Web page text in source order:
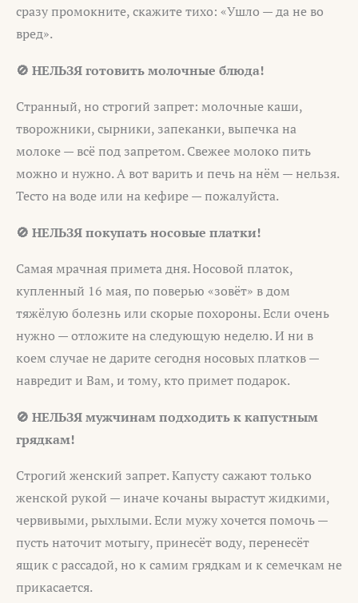
сразу промокните, скажите тихо: «Ушло — да не во
вред».
🚫 НЕЛЬЗЯ готовить молочные блюда!
Странный, но строгий запрет: молочные каши,
творожники, сырники, запеканки, выпечка на
молоке — всё под запретом. Свежее молоко пить
можно и нужно. А вот варить и печь на нём — нельзя.
Тесто на воде или на кефире — пожалуйста.
🚫 НЕЛЬЗЯ покупать носовые платки!
Самая мрачная примета дня. Носовой платок,
купленный 16 мая, по поверью «зовёт» в дом
тяжёлую болезнь или скорые похороны. Если очень
нужно — отложите на следующую неделю. И ни в
коем случае не дарите сегодня носовых платков —
навредит и Вам, и тому, кто примет подарок.
🚫 НЕЛЬЗЯ мужчинам подходить к капустным
грядкам!
Строгий женский запрет. Капусту сажают только
женской рукой — иначе кочаны вырастут жидкими,
червивыми, рыхлыми. Если мужу хочется помочь —
пусть наточит мотыгу, принесёт воду, перенесёт
ящик с рассадой, но к самим грядкам и к семечкам не
прикасается.